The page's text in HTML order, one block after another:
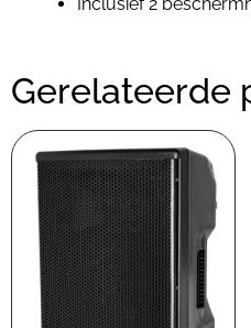
Inclusief 2
Gerelateerde